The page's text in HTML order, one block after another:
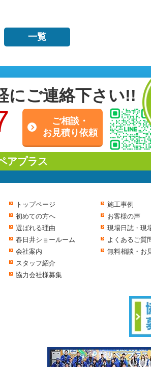
一覧
にご連絡下さい!!
ご相談・
お見積り依頼
アプラス
トップページ
初めての方へ
選ばれる理由
春日井ショールーム
会社案内
スタッフ紹介
協力会社様募集
施工事例
お客様の声
現場日誌・現
よくあるご質
無料相談・お